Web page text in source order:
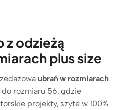
z odzieżą
plus size
ubrań w rozmiarach
rozmiaru 56, gdzie
projekty, szyte w 100%